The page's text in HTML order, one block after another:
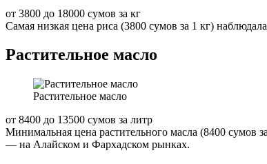
от 3800 до 18000 сумов за кг
Самая низкая цена риса (3800 сумов за 1 кг)
Растительное масло
Растительное масло
от 8400 до 13500 сумов за литр
Минимальная цена растительного масла (8400 сумов
— на Алайском и Фархадском рынках.